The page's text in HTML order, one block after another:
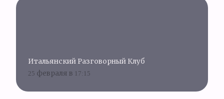
Итальянский Разговорный Клуб
25 февраля в 17:15